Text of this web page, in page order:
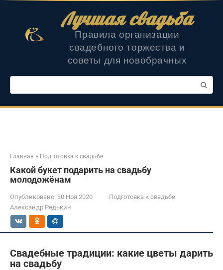
Лучшая свадьба
Правила организации
свадебного торжества и
советы для новобрачных
Поиск:
Главная » Подготовка к свадьбе
Какой букет подарить на свадьбу
молодожёнам
Опубликовано: 30 Ноя 2020
Подготовка к свадьбе
Александр Редькин
Свадебные традиции: какие цветы дарить
на свадьбу